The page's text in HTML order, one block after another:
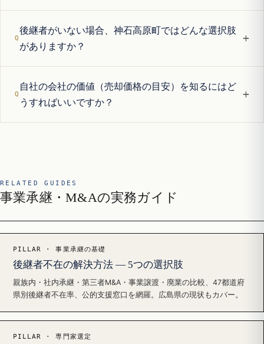
後継者がいない場合、神石高原町ではどんな選択肢
がありますか？
+
自社の会社の価値（売却価格の目安）を知るにはど
うすればいいですか？
+
RELATED GUIDES
事業承継・M&Aの実務ガイド
PILLAR · 事業承継の基礎
後継者不在の解決方法 — 5つの選択肢
親族内・社内承継・第三者M&A・事業譲渡・廃業の比較、47都道府
県別後継者不在率、公的支援窓口を網羅。広島県の現状もカバー。
PILLAR · 専門家選定